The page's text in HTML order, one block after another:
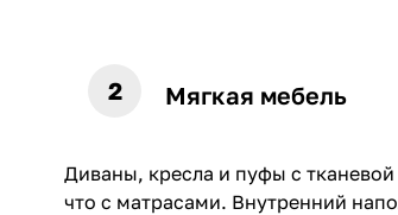
Мягкая мебель
Диваны, кресла и пуфы с
что с матрасами. Внутренний